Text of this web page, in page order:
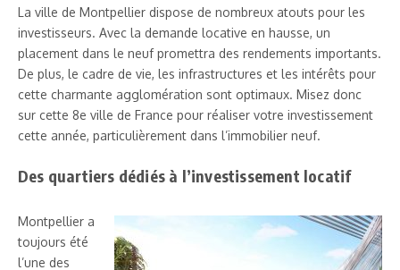
La ville de Montpellier dispose de nombreux atouts pour les
investisseurs. Avec la demande locative en hausse, un
placement dans le neuf promettra des rendements importants.
De plus, le cadre de vie, les infrastructures et les intérêts pour
cette charmante agglomération sont optimaux. Misez donc
sur cette 8e ville de France pour réaliser votre investissement
cette année, particulièrement dans l’immobilier neuf.
Des quartiers dédiés à l’investissement locatif
Montpellier a
toujours été
l’une des